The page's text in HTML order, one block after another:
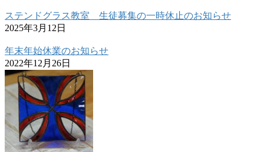
ステンドグラス教室 生徒募集の一時休止のお知らせ
2025年3月12日
年末年始休業のお知らせ
2022年12月26日